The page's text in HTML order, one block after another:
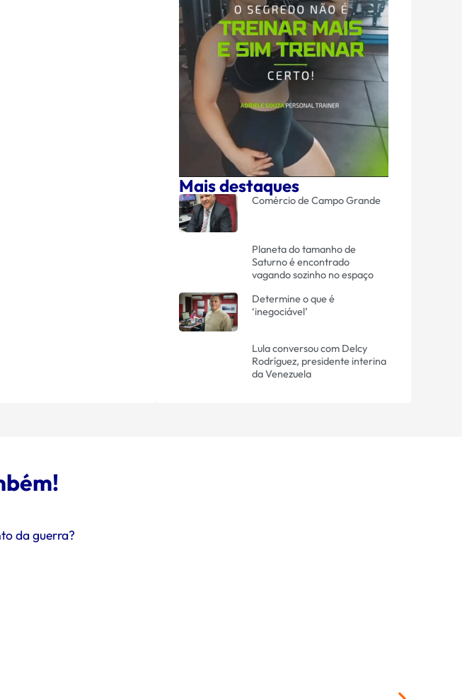
Mais destaques
Comércio de Campo Grande
Planeta do tamanho de
Saturno é encontrado
vagando sozinho no espaço
Determine o que é
‘inegociável’
Lula conversou com Delcy
Rodríguez, presidente interina
da Venezuela
da guerra?